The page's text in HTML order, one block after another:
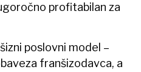
profitabilan za
poslovni model –
franšizodavca, a